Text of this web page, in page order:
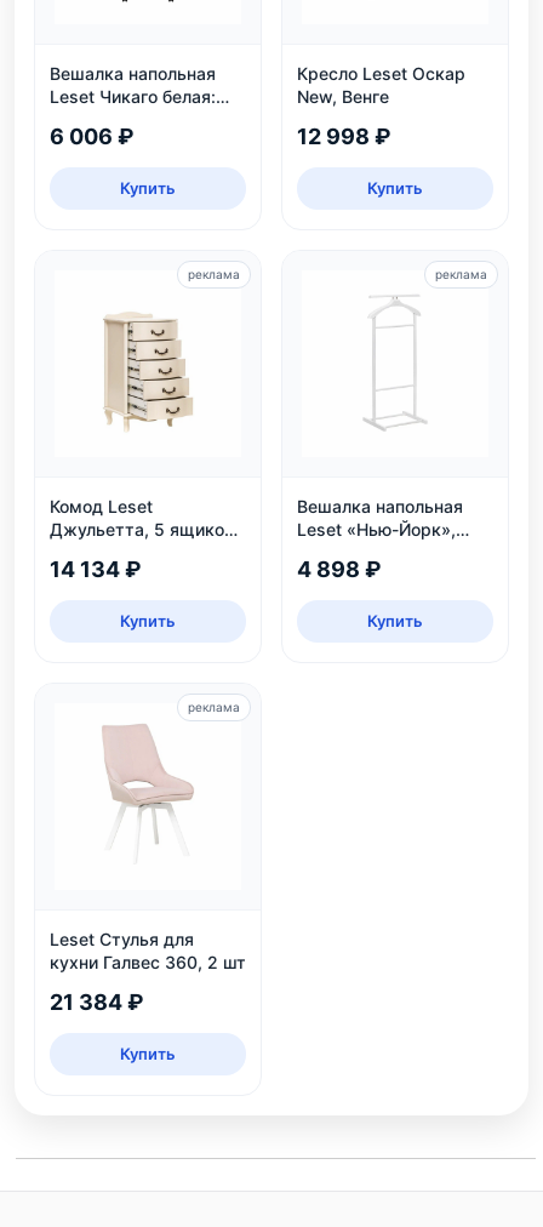
Вешалка напольная
Leset Чикаго белая:
нагрузка 30 кг
6 006 ₽
Купить
Кресло Leset Оскар
New, Венге
12 998 ₽
Купить
Комод Leset
Джульетта, 5 ящиков,
14 134 ₽
Купить
реклама
Вешалка напольная
Leset «Нью-Йорк»,
4 898 ₽
Купить
реклама
Leset Стулья для
кухни Галвес 360, 2 шт
21 384 ₽
Купить
реклама